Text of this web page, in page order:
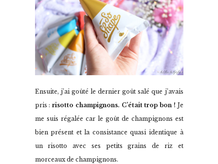
Ensuite, j’ai goûté le dernier goût salé que j’avais
pris : risotto champignons. C’était trop bon ! Je
me suis régalée car le goût de champignons est
bien présent et la consistance quasi identique à
un risotto avec ses petits grains de riz et
morceaux de champignons.